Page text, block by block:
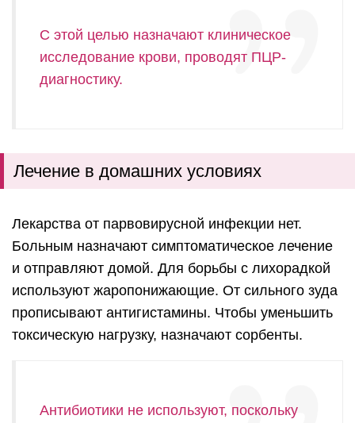
С этой целью назначают клиническое
исследование крови, проводят ПЦР-
диагностику.
Лечение в домашних условиях
Лекарства от парвовирусной инфекции нет.
Больным назначают симптоматическое лечение
и отправляют домой. Для борьбы с лихорадкой
используют жаропонижающие. От сильного зуда
прописывают антигистамины. Чтобы уменьшить
токсическую нагрузку, назначают сорбенты.
Антибиотики не используют, поскольку